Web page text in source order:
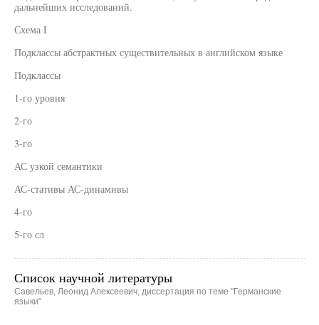
дальнейших исследований.
Схема I
Подклассы абстрактных существительных в английском языке
Подклассы
1-го уровня
2-го
3-го
АС узкой семантики
АС-стативы АС-динамивы
4-го
5-го сл
Список научной литературы
Савельев, Леонид Алексеевич, диссертация по теме "Германские
языки"